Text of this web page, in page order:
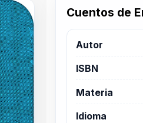
Cuentos de
Autor
ISBN
Materia
Idioma